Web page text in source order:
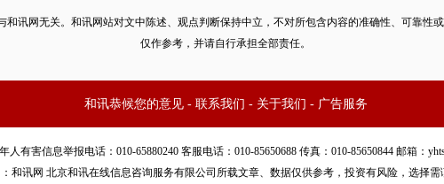
和讯网无关。和讯网站对文中陈述、观点判断保持中立，不对所包含内容的准确性、可靠性
仅作参考，并请自行承担全部责任。
和讯恭候您的意见- 联系我们 - 关于我们 - 广告服务
有害信息举报电话：010-65880240 客服电话：010-85650688 传真：010-85650844 邮箱：
和讯网 北京和讯在线信息咨询服务有限公司所载文章、数据仅供参考，投资有风险，选择需